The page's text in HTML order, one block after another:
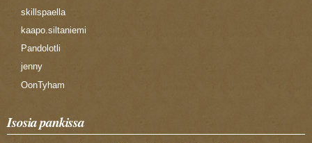
skillspaella
kaapo.siltaniemi
Pandolotli
jenny
OonTyham
Isosia pankissa